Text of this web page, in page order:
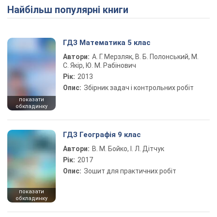
Найбільш популярні книги
показати
обкладинку
ГДЗ Математика 5 клас
Автори: А. Г. Мерзляк, В. Б. Полонський, М.
С. Якір, Ю. М. Рабінович
Рік: 2013
Опис: Збірник задач і контрольних робіт
показати
обкладинку
ГДЗ Географія 9 клас
Автори: В. М. Бойко, І. Л. Дітчук
Рік: 2017
Опис: Зошит для практичних робіт